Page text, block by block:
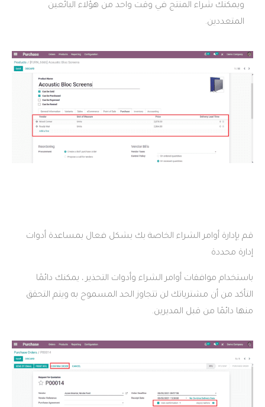
في وقت واحد من هؤلاء البائعين
الخاصة بك بشكل فعال بمساعدة أدوات
الشراء وأدوات التحذير ، يمكنك دائمًا
لن تتجاوز الحد المسموح به ويتم التحقق